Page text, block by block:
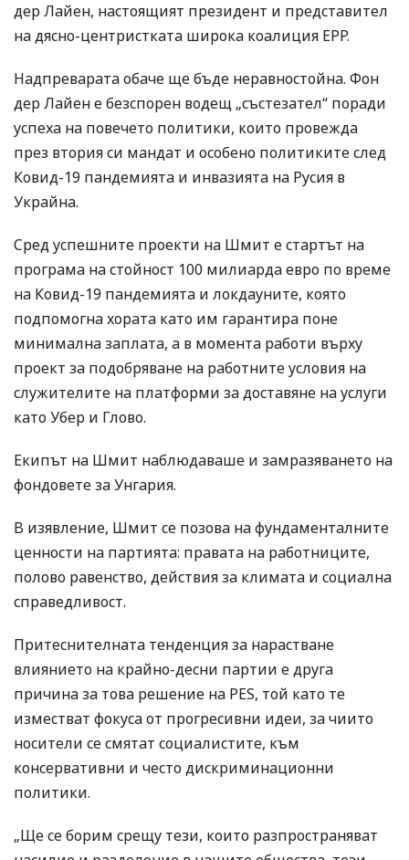
дер Лайен, настоящият президент и представител
на дясно-центристката широка коалиция ЕPP.
Надпреварата обаче ще бъде неравностойна. Фон
дер Лайен е безспорен водещ „състезател“ поради
успеха на повечето политики, които провежда
през втория си мандат и особено политиките след
Ковид-19 пандемията и инвазията на Русия в
Украйна.
Сред успешните проекти на Шмит е стартът на
програма на стойност 100 милиарда евро по време
на Ковид-19 пандемията и локдауните, която
подпомогна хората като им гарантира поне
минимална заплата, а в момента работи върху
проект за подобряване на работните условия на
служителите на платформи за доставяне на услуги
като Убер и Глово.
Екипът на Шмит наблюдаваше и замразяването на
фондовете за Унгария.
В изявление, Шмит се позова на фундаменталните
ценности на партията: правата на работниците,
полово равенство, действия за климата и социална
справедливост.
Притеснителната тенденция за нарастване
влиянието на крайно-десни партии е друга
причина за това решение на PES, той като те
изместват фокуса от прогресивни идеи, за чиито
носители се смятат социалистите, към
консервативни и често дискриминационни
политики.
„Ще се борим срещу тези, които разпространяват